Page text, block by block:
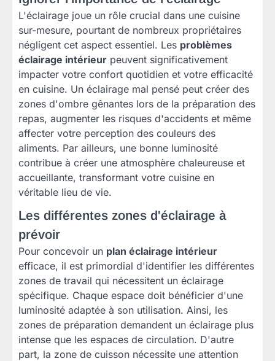
L'éclairage joue un rôle crucial dans une cuisine
sur-mesure, pourtant de nombreux propriétaires
négligent cet aspect essentiel. Les problèmes
éclairage intérieur peuvent significativement
impacter votre confort quotidien et votre efficacité
en cuisine. Un éclairage mal pensé peut créer des
zones d'ombre gênantes lors de la préparation des
repas, augmenter les risques d'accidents et même
affecter votre perception des couleurs des
aliments. Par ailleurs, une bonne luminosité
contribue à créer une atmosphère chaleureuse et
accueillante, transformant votre cuisine en
véritable lieu de vie.
Les différentes zones d'éclairage à
prévoir
Pour concevoir un plan éclairage intérieur
efficace, il est primordial d'identifier les différentes
zones de travail qui nécessitent un éclairage
spécifique. Chaque espace doit bénéficier d'une
luminosité adaptée à son utilisation. Ainsi, les
zones de préparation demandent un éclairage plus
intense que les espaces de circulation. D'autre
part, la zone de cuisson nécessite une attention